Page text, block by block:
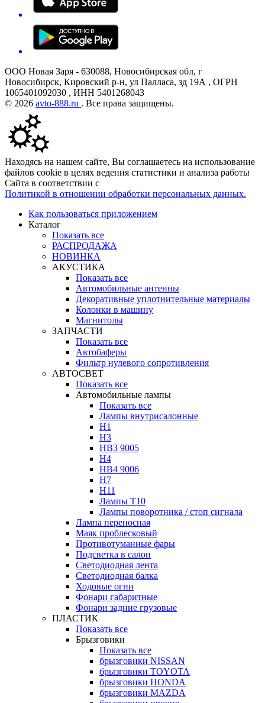
ООО Новая Заря - 630088, Новосибирская обл, г
Новосибирск, Кировский р-н, ул Палласа, зд 19А , ОГРН
1065401092030 , ИНН 5401268043
© 2026 avto-888.ru . Все права защищены.
Находясь на нашем сайте, Вы соглашаетесь на использование
файлов cookie в целях ведения статистики и анализа работы
Сайта в соответствии с
Политикой в отношении обработки персональных данных.
Как пользоваться приложением
Каталог
Показать все
РАСПРОДАЖА
НОВИНКА
АКУСТИКА
Показать все
Автомобильные антенны
Декоративные уплотнительные материалы
Колонки в машину
Магнитолы
ЗАПЧАСТИ
Показать все
Автобаферы
Фильтр нулевого сопротивления
АВТОСВЕТ
Показать все
Автомобильные лампы
Показать все
Лампы внутрисалонные
H1
H3
HB3 9005
H4
HB4 9006
H7
H11
Лампы Т10
Лампы поворотника / стоп сигнала
Лампа переносная
Маяк проблесковый
Противотуманные фары
Подсветка в салон
Светодиодная лента
Светодиодная балка
Ходовые огни
Фонари габаритные
Фонари задние грузовые
ПЛАСТИК
Показать все
Брызговики
Показать все
брызговики NISSAN
брызговики TOYOTA
брызговики HONDA
брызговики MAZDA